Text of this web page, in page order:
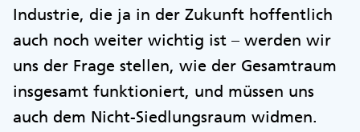
Industrie, die ja in der Zukunft hoffentlich
auch noch weiter wichtig ist – werden wir
uns der Frage stellen, wie der Gesamtraum
insgesamt funktioniert, und müssen uns
auch dem Nicht-Siedlungsraum widmen.